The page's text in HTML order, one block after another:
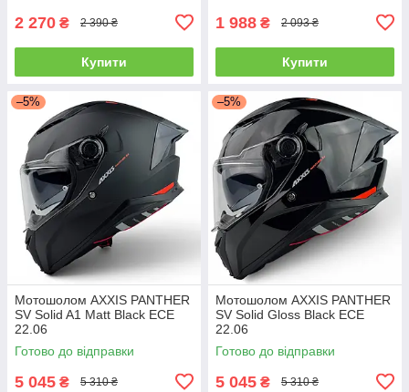
2 270 ₴ 2 390 ₴
Купити
1 988 ₴ 2 093 ₴
Купити
–5%
Мотошолом AXXIS PANTHER
SV Solid A1 Matt Black ECE
22.06
Готово до відправки
5 045 ₴ 5 310 ₴
–5%
Мотошолом AXXIS PANTHER
SV Solid Gloss Black ECE
22.06
Готово до відправки
5 045 ₴ 5 310 ₴